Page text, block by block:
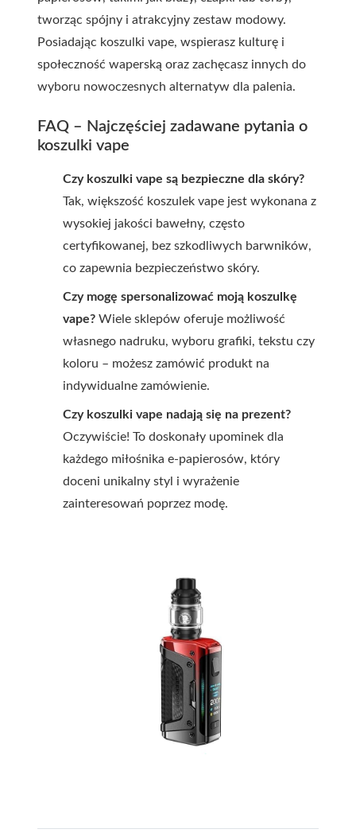
tworząc spójny i atrakcyjny zestaw modowy.
Posiadając koszulki vape, wspierasz kulturę i
społeczność waperską oraz zachęcasz innych do
wyboru nowoczesnych alternatyw dla palenia.
FAQ – Najczęściej zadawane pytania o
koszulki vape
Czy koszulki vape są bezpieczne dla skóry?
Tak, większość koszulek vape jest wykonana z
wysokiej jakości bawełny, często
certyfikowanej, bez szkodliwych barwników,
co zapewnia bezpieczeństwo skóry.
Czy mogę spersonalizować moją koszulkę
vape? Wiele sklepów oferuje możliwość
własnego nadruku, wyboru grafiki, tekstu czy
koloru – możesz zamówić produkt na
indywidualne zamówienie.
Czy koszulki vape nadają się na prezent?
Oczywiście! To doskonały upominek dla
każdego miłośnika e-papierosów, który
doceni unikalny styl i wyrażenie
zainteresowań poprzez modę.